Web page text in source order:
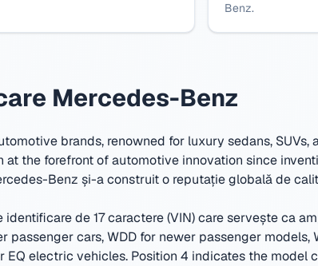
Benz.
Mercedes-Benz
brands, renowned for luxury sedans, SUVs,
at the forefront of automotive innovation since
Benz și-a construit o reputație globală de
de 17 caractere (VIN) care servește ca
cars, WDD for newer passenger models,
electric vehicles. Position 4 indicates the model